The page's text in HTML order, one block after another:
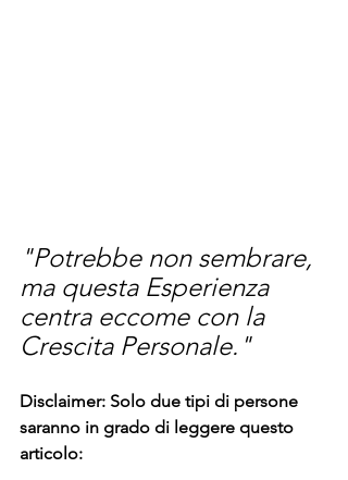
"Potrebbe non sembrare,
ma questa Esperienza
centra eccome con la
Crescita Personale."
Disclaimer: Solo due tipi di persone
saranno in grado di leggere questo
articolo: